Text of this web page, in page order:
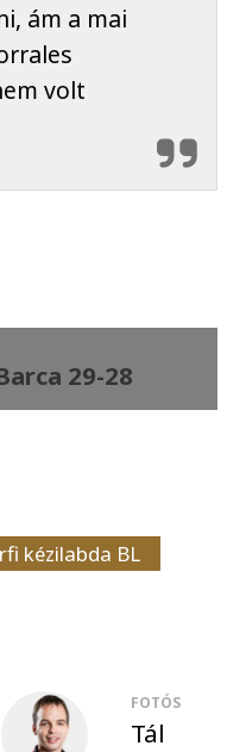
ám a mai
volt
29-28
kézilabda BL
FOTÓS
Tál